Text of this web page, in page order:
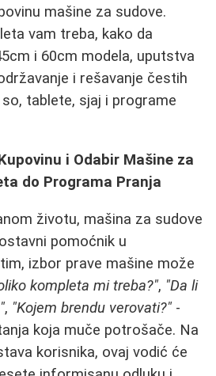
mašine za sudove.
vam treba, kako da
i 60cm modela, uputstva
i rešavanje čestih
tablete, sjaj i programe
i Odabir Mašine za
do Programa Pranja
životu, mašina za sudove
pomoćnik u
izbor prave mašine može
kompleta mi treba?", "Da li
, "Kojem brendu verovati?" -
koja muče potrošače. Na
korisnika, ovaj vodić će